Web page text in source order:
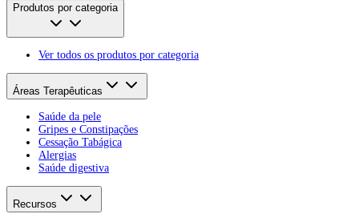
Produtos por categoria
Ver todos os produtos por categoria
Áreas Terapêuticas
Saúde da pele
Gripes e Constipações
Cessação Tabágica
Alergias
Saúde digestiva
Recursos